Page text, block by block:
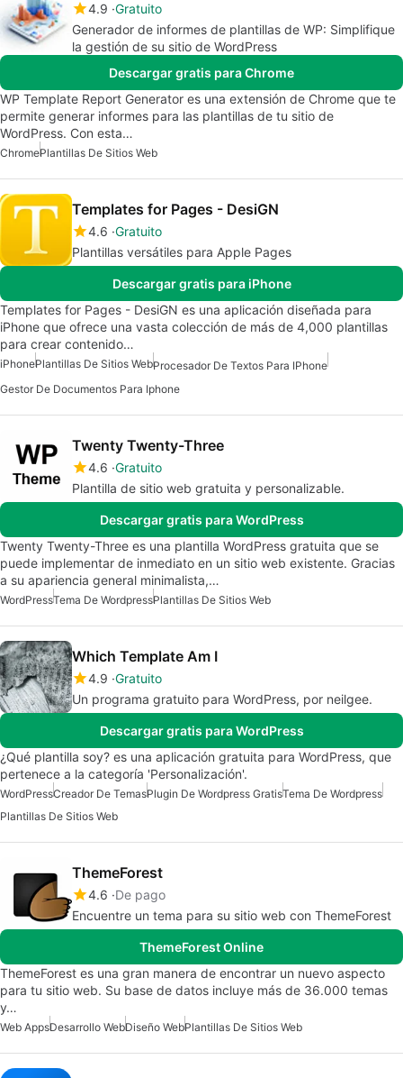
4.9 Gratuito
Generador de informes de plantillas de WP: Simplifique
la gestión de su sitio de WordPress
Descargar gratis para Chrome
WP Template Report Generator es una extensión de Chrome que te
permite generar informes para las plantillas de tu sitio de
WordPress. Con esta…
ChromePlantillas De Sitios Web
Templates for Pages - DesiGN
4.6 Gratuito
Plantillas versátiles para Apple Pages
Descargar gratis para iPhone
Templates for Pages - DesiGN es una aplicación diseñada para
iPhone que ofrece una vasta colección de más de 4,000 plantillas
para crear contenido…
iPhonePlantillas De Sitios WebProcesador De Textos Para IPhone
Gestor De Documentos Para Iphone
Twenty Twenty-Three
4.6 Gratuito
Plantilla de sitio web gratuita y personalizable.
Descargar gratis para WordPress
Twenty Twenty-Three es una plantilla WordPress gratuita que se
puede implementar de inmediato en un sitio web existente. Gracias
a su apariencia general minimalista,…
WordPressTema De WordpressPlantillas De Sitios Web
Which Template Am I
4.9 Gratuito
Un programa gratuito para WordPress, por neilgee.
Descargar gratis para WordPress
¿Qué plantilla soy? es una aplicación gratuita para WordPress, que
pertenece a la categoría 'Personalización'.
WordPressCreador De TemasPlugin De Wordpress GratisTema De Wordpress
Plantillas De Sitios Web
ThemeForest
4.6 De pago
Encuentre un tema para su sitio web con ThemeForest
ThemeForest Online
ThemeForest es una gran manera de encontrar un nuevo aspecto
para tu sitio web. Su base de datos incluye más de 36.000 temas
y…
Web AppsDesarrollo WebDiseño WebPlantillas De Sitios Web